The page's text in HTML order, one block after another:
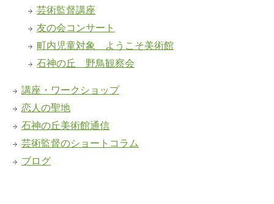
芸術監督講座
友の会コンサート
町内児童対象 ようこそ美術館
石神の丘 野鳥観察会
講座・ワークショップ
恋人の聖地
石神の丘美術館通信
芸術監督のショートコラム
ブログ